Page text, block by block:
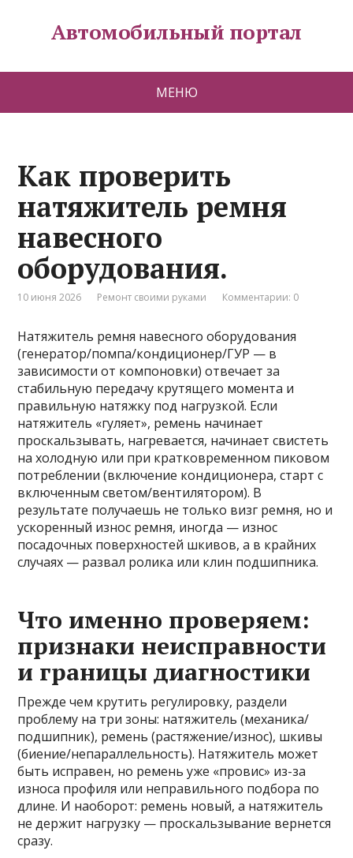
Автомобильный портал
МЕНЮ
Как проверить
натяжитель ремня
навесного
оборудования.
10 июня 2026 Ремонт своими руками Комментарии: 0
Натяжитель ремня навесного оборудования
(генератор/помпа/кондиционер/ГУР — в
зависимости от компоновки) отвечает за
стабильную передачу крутящего момента и
правильную натяжку под нагрузкой. Если
натяжитель «гуляет», ремень начинает
проскальзывать, нагревается, начинает свистеть
на холодную или при кратковременном пиковом
потреблении (включение кондиционера, старт с
включенным светом/вентилятором). В
результате получаешь не только визг ремня, но и
ускоренный износ ремня, иногда — износ
посадочных поверхностей шкивов, а в крайних
случаях — развал ролика или клин подшипника.
Что именно проверяем:
признаки неисправности
и границы диагностики
Прежде чем крутить регулировку, раздели
проблему на три зоны: натяжитель (механика/
подшипник), ремень (растяжение/износ), шкивы
(биение/непараллельность). Натяжитель может
быть исправен, но ремень уже «провис» из-за
износа профиля или неправильного подбора по
длине. И наоборот: ремень новый, а натяжитель
не держит нагрузку — проскальзывание вернется
сразу.